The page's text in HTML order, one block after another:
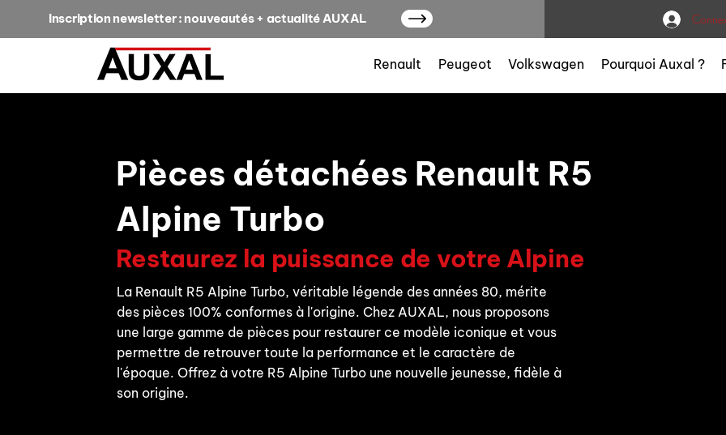
Inscription newsletter : nouveautés + actualité AUXAL
Renault Peugeot Volkswagen Pourquoi Auxal ?
Pièces détachées Renault R5
Alpine Turbo
Restaurez la puissance de votre Alpine
La Renault R5 Alpine Turbo, véritable légende des années 80, mérite
des pièces 100% conformes à l'origine. Chez AUXAL, nous proposons
une large gamme de pièces pour restaurer ce modèle iconique et vous
permettre de retrouver toute la performance et le caractère de
l'époque. Offrez à votre R5 Alpine Turbo une nouvelle jeunesse, fidèle à
son origine.